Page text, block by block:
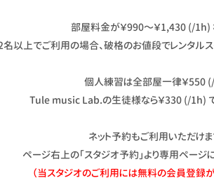
部屋料金が￥990〜￥1,430 (/1h)
名以上でご利用の場合、破格のお値段でレンタルス
個人練習は全部屋一律￥550
Tule music Lab.の生徒様なら￥330 (/1h) で
ネット予約もご利用いただけま
ページ右上の「スタジオ予約」より専用ページ
（当スタジオのご利用には無料の会員登録が